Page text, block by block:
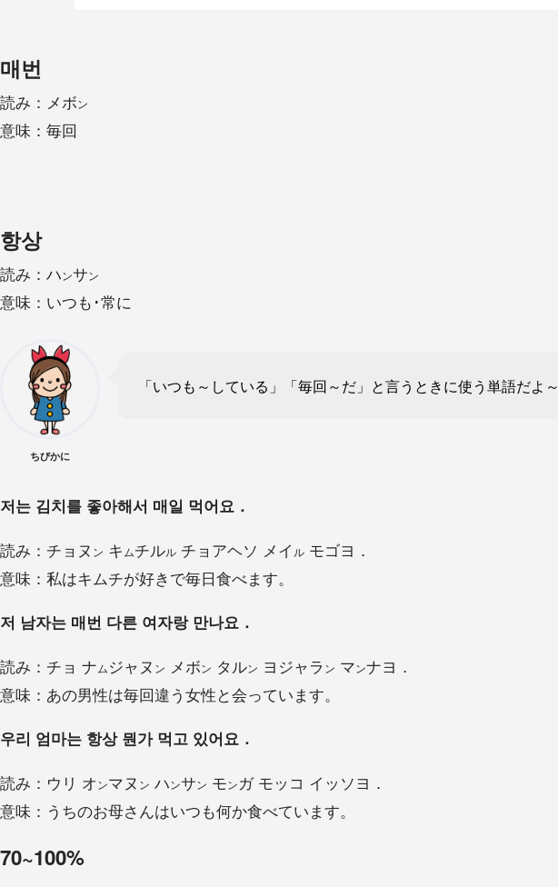
매번
読み：メボン
意味：毎回
항상
読み：ハンサン
意味：いつも･常に
ちびかに
「いつも～している」「毎回～だ」と言うときに使う単語だよ～
저는 김치를 좋아해서 매일 먹어요．
読み：チョヌ ン キ ムチルル チョアヘソ メイ ル モゴヨ．
意味：私はキムチが好きで毎日食べます。
저 남자는 매번 다른 여자랑 만나요．
読み：チョ ナムジャヌ ン メボン タルン ヨジャラ ン マンナヨ．
意味：あの男性は毎回違う女性と会っています。
우리 엄마는 항상 뭔가 먹고 있어요．
読み：ウリ オンマヌ ン ハンサン モンガ モッコ イッソヨ．
意味：うちのお母さんはいつも何か食べています。
70~100%